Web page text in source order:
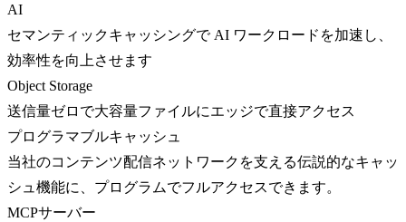
AI
セマンティックキャッシングで AI ワークロードを加速し、
効率性を向上させます
Object Storage
送信量ゼロで大容量ファイルにエッジで直接アクセス
プログラマブルキャッシュ
当社のコンテンツ配信ネットワークを支える伝説的なキャッ
シュ機能に、プログラムでフルアクセスできます。
MCPサーバー